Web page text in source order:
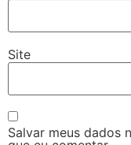
Site
Salvar meus dados